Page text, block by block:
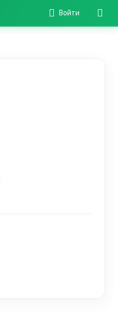
Войти